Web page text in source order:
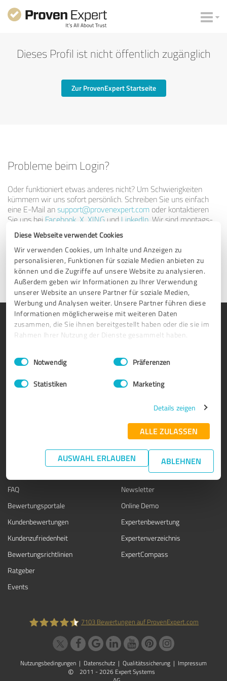
Diese Webseite verwendet Cookies
Wir verwenden Cookies, um Inhalte und Anzeigen zu
personalisieren, Funktionen für soziale Medien anbieten zu
können und die Zugriffe auf unsere Website zu analysieren.
Außerdem geben wir Informationen zu Ihrer Verwendung
unserer Website an unsere Partner für soziale Medien,
Werbung und Analysen weiter. Unsere Partner führen diese
Informationen möglicherweise mit weiteren Daten
zusammen, die Sie ihnen bereitgestellt haben oder die sie im
Rahmen Ihrer Nutzung der Dienste gesammelt haben.
Impressum Datenschutzbestimmungen
Einwilligungsauswahl
Notwendig Präferenzen
Statistiken Marketing
Details zeigen
ALLE ZULASSEN
AUSWAHL ERLAUBEN ABLEHNEN
Dieses Profil ist nicht öffentlich zugänglich
Zur ProvenExpert Startseite
Probleme beim Login?
Oder funktioniert etwas anderes nicht? Um Schwierigkeiten
kümmern wir uns sofort persönlich. Schreiben Sie uns einfach
eine E-Mail ansupport@provenexpert.com oder kontaktieren
Sie uns bei Facebook X XING und LinkedIn . Wir sind montags-
freitags 9-17 Uhr (MESZ) für Sie da.
Nehmen Sie Kontakt auf
PRODUKT
Bewertungssiegel
Kundenumfragen
Enterprise Suite
ÜBER UNS
Warum ProvenExpert?
Unternehmen
Jobs
Kundenstimmen
FAQ
Bewertungsportale
Kundenbewertungen
Kundenzufriedenheit
Bewertungs­richtlinien
Ratgeber
Events
SERVICE
Newsletter
Online Demo
Expertenbewertung
Expertenverzeichnis
ExpertCompass
ProvenExpert.com
7103 Bewertungen auf ProvenExpert.com
Nutzungsbedingungen | Datenschutz | Qualitätssicherung | Impressum
©
2011 - 2026 Expert Systems